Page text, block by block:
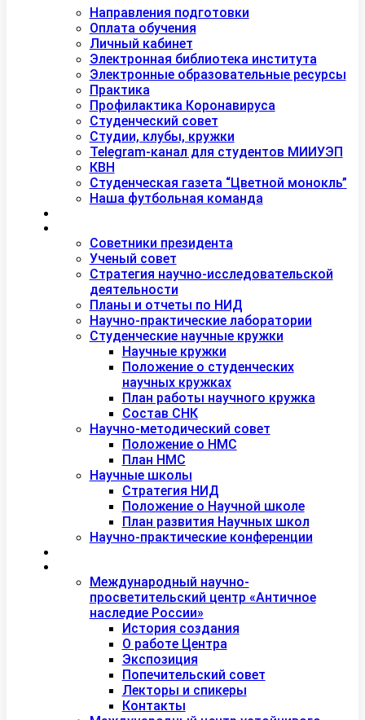
Направления подготовки
Оплата обучения
Личный кабинет
Электронная библиотека института
Электронные образовательные ресурсы
Практика
Профилактика Коронавируса
Студенческий совет
Студии, клубы, кружки
Telegram-канал для студентов МИИУЭП
КВН
Студенческая газета “Цветной монокль”
Наша футбольная команда
Советники президента
Ученый совет
Стратегия научно-исследовательской
деятельности
Планы и отчеты по НИД
Научно-практические лаборатории
Студенческие научные кружки
Научные кружки
Положение о студенческих
научных кружках
План работы научного кружка
Состав СНК
Научно-методический совет
Положение о НМС
План НМС
Научные школы
Стратегия НИД
Положение о Научной школе
План развития Научных школ
Научно-практические конференции
Международный научно-
просветительский центр «Античное
наследие России»
История создания
О работе Центра
Экспозиция
Попечительский совет
Лекторы и спикеры
Контакты